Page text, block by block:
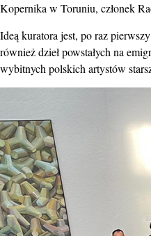
Kopernika w Toruniu, członek
Ideą kuratora jest, po raz
również dzieł powstałych na
wybitnych polskich artystów